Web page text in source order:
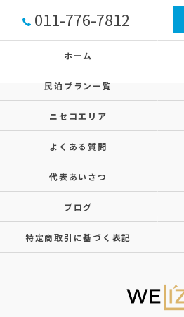
011-776-7812
ホーム
民泊プラン一覧
ニセコエリア
よくある質問
代表あいさつ
ブログ
特定商取引に基づく表記